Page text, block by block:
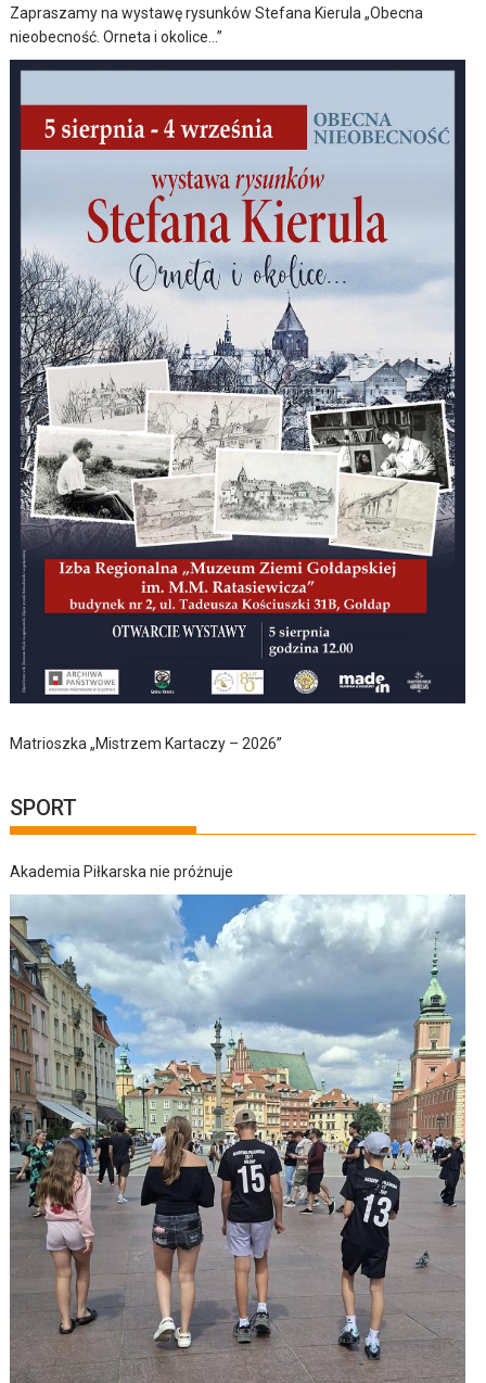
Zapraszamy na wystawę rysunków Stefana Kierula „Obecna
nieobecność. Orneta i okolice…”
Matrioszka „Mistrzem Kartaczy – 2026”
SPORT
Akademia Piłkarska nie próżnuje